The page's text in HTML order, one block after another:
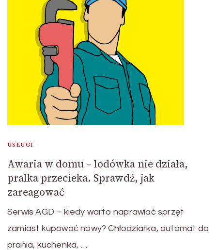
USŁUGI
Awaria w domu – lodówka nie działa,
pralka przecieka. Sprawdź, jak
zareagować
Serwis AGD – kiedy warto naprawiać sprzęt
zamiast kupować nowy? Chłodziarka, automat do
prania, kuchenka, …